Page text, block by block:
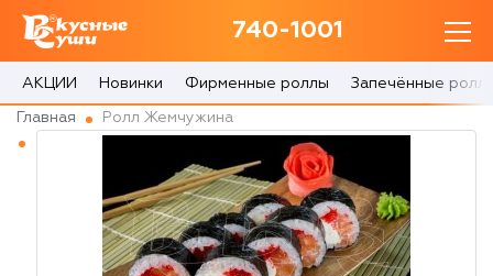
740-1001
740-1001
с 10:00 до 22:30
0 товаров
АКЦИИ Новинки Фирменные роллы Запечённые
Главная Ролл Жемчужина